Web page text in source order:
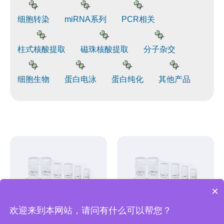
细胞转染 miRNA系列 PCR相关
柱式核酸提取 磁珠核酸提取 分子杂交
细胞生物 蛋白电泳 蛋白纯化 其他产品
BIOG石蜡包埋组织
BIOG石蜡包埋组织
×
欢迎来到本网站，请问有什么可以帮您？